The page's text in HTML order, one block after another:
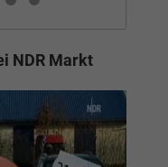
NDR Markt